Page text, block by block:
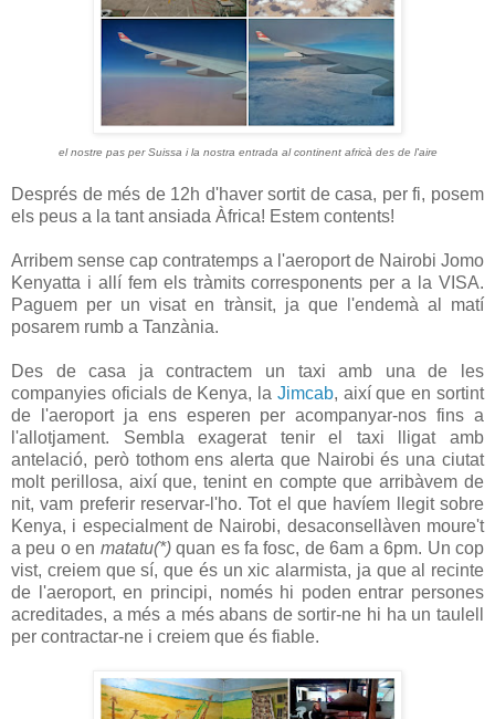
el nostre pas per Suissa i la nostra entrada al continent africà des de l'aire
Després de més de 12h d'haver sortit de casa, per fi, posem
els peus a la tant ansiada Àfrica! Estem contents!
Arribem sense cap contratemps a l'aeroport de Nairobi Jomo
Kenyatta i allí fem els tràmits corresponents per a la VISA.
Paguem per un visat en trànsit, ja que l'endemà al matí
posarem rumb a Tanzània.
Des de casa ja contractem un taxi amb una de les
companyies oficials de Kenya, la Jimcab, així que en sortint
de l'aeroport ja ens esperen per acompanyar-nos fins a
l'allotjament. Sembla exagerat tenir el taxi lligat amb
antelació, però tothom ens alerta que Nairobi és una ciutat
molt perillosa, així que, tenint en compte que arribàvem de
nit, vam preferir reservar-l'ho. Tot el que havíem llegit sobre
Kenya, i especialment de Nairobi, desaconsellàven moure't
a peu o en matatu(*)quan es fa fosc, de 6am a 6pm. Un cop
vist, creiem que sí, que és un xic alarmista, ja que al recinte
de l'aeroport, en principi, només hi poden entrar persones
acreditades, a més a més abans de sortir-ne hi ha un taulell
per contractar-ne i creiem que és fiable.